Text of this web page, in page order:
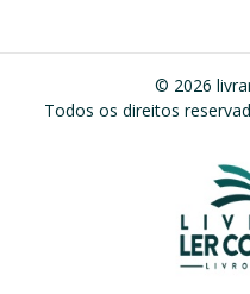
© 2026
Todos os direitos